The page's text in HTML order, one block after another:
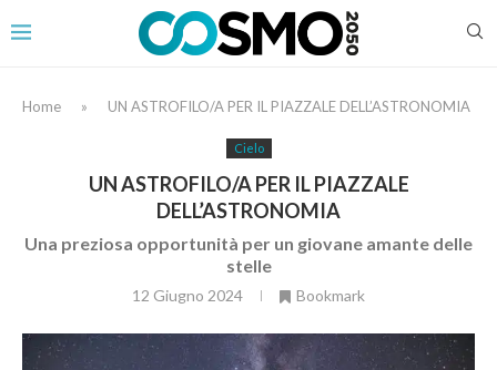
Home » UN ASTROFILO/A PER IL PIAZZALE DELL’ASTRONOMIA
Cielo
UN ASTROFILO/A PER IL PIAZZALE
DELL’ASTRONOMIA
Una preziosa opportunità per un giovane amante delle
stelle
12 Giugno 2024 Bookmark